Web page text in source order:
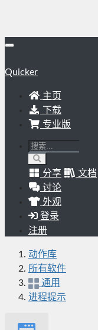
Quicker
主页
下载
专业版
分享
文档
讨论
外观
登录
注册
动作库
所有软件
通用
进程提示